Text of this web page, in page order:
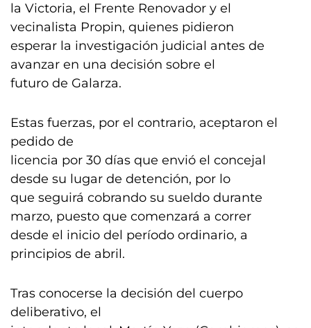
la Victoria, el Frente Renovador y el
vecinalista Propin, quienes pidieron
esperar la investigación judicial antes de
avanzar en una decisión sobre el
futuro de Galarza.
Estas fuerzas, por el contrario, aceptaron el
pedido de
licencia por 30 días que envió el concejal
desde su lugar de detención, por lo
que seguirá cobrando su sueldo durante
marzo, puesto que comenzará a correr
desde el inicio del período ordinario, a
principios de abril.
Tras conocerse la decisión del cuerpo
deliberativo, el